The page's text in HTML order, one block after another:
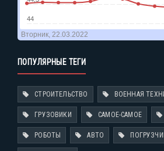
ПОПУЛЯРНЫЕ ТЕГИ
СТРОИТЕЛЬСТВО ВОЕННАЯ
ГРУЗОВИКИ САМОЕ-САМОЕ
РОБОТЫ АВТО